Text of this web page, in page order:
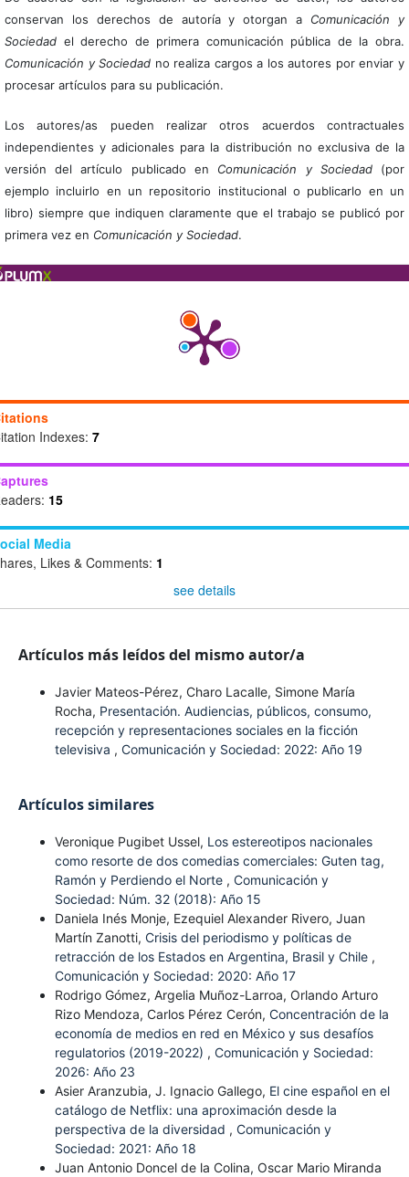
conservan los derechos de autoría y otorgan a Comunicación y
Sociedadel derecho de primera comunicación pública de la obra.
Comunicación y Sociedad no realiza cargos a los autores por enviar y
procesar artículos para su publicación.
Los autores/as pueden realizar otros acuerdos contractuales
independientes y adicionales para la distribución no exclusiva de la
versión del artículo publicado en Comunicación y Sociedad(por
ejemplo incluirlo en un repositorio institucional o publicarlo en un
libro) siempre que indiquen claramente que el trabajo se publicó por
primera vez en Comunicación y Sociedad.
Indexes: 7
15
Media
Likes & Comments: 1
see details
Artículos más leídos del mismo autor/a
Javier Mateos-Pérez, Charo Lacalle, Simone María
Rocha, Presentación. Audiencias, públicos, consumo,
recepción y representaciones sociales en la ficción
televisiva , Comunicación y Sociedad: 2022: Año 19
Artículos similares
Veronique Pugibet Ussel, Los estereotipos nacionales
como resorte de dos comedias comerciales: Guten tag,
Ramón y Perdiendo el Norte , Comunicación y
Sociedad: Núm. 32 (2018): Año 15
Daniela Inés Monje, Ezequiel Alexander Rivero, Juan
Martín Zanotti, Crisis del periodismo y políticas de
retracción de los Estados en Argentina, Brasil y Chile ,
Comunicación y Sociedad: 2020: Año 17
Rodrigo Gómez, Argelia Muñoz-Larroa, Orlando Arturo
Rizo Mendoza, Carlos Pérez Cerón, Concentración de la
economía de medios en red en México y sus desafíos
regulatorios (2019-2022) , Comunicación y Sociedad:
2026: Año 23
Asier Aranzubia, J. Ignacio Gallego, El cine español en el
catálogo de Netflix: una aproximación desde la
perspectiva de la diversidad , Comunicación y
Sociedad: 2021: Año 18
Juan Antonio Doncel de la Colina, Oscar Mario Miranda